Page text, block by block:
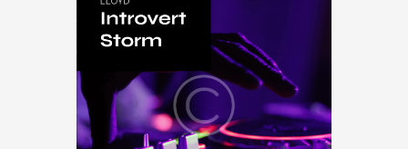
Festival,Music vinyl
Introvert Storm
16.00